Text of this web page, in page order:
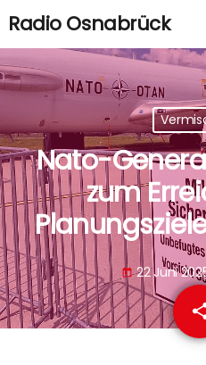
Radio Osnabrück
Nato-
zum
today 22 Juni